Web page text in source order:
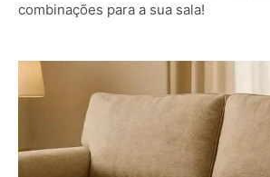
combinações para a sua sala!